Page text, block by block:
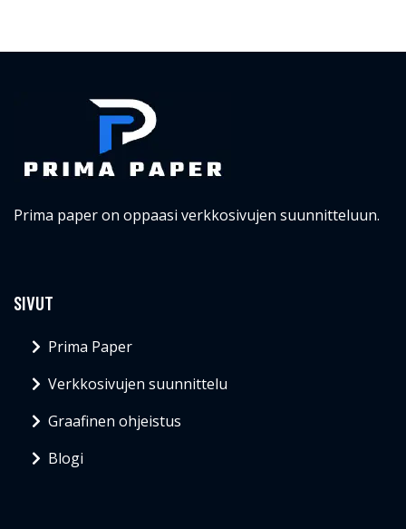
Prima paper on oppaasi verkkosivujen suunnitteluun.
SIVUT
Prima Paper
Verkkosivujen suunnittelu
Graafinen ohjeistus
Blogi